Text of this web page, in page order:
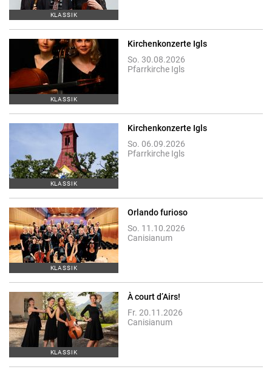
KLASSIK
KLASSIK
Kirchenkonzerte Igls
So. 30.08.2026
Pfarrkirche Igls
KLASSIK
Kirchenkonzerte Igls
So. 06.09.2026
Pfarrkirche Igls
KLASSIK
Orlando furioso
So. 11.10.2026
Canisianum
KLASSIK
À court d’Airs!
Fr. 20.11.2026
Canisianum